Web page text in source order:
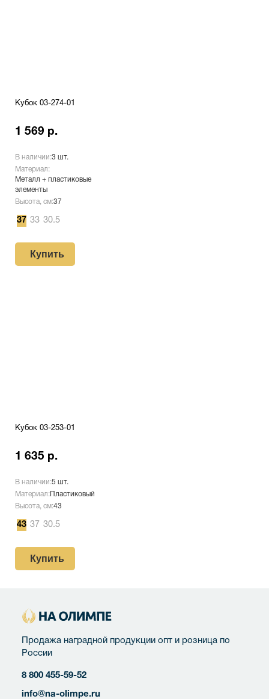
Кубок 03-274-01
1 569 р.
В наличии:3 шт.
Материал:
Металл + пластиковые
элементы
Высота, см:37
37 33 30.5
Купить
Кубок 03-253-01
1 635 р.
В наличии:5 шт.
Материал: Пластиковый
Высота, см:43
43 37 30.5
Купить
Продажа наградной продукции опт и розница по
России
8 800 455-59-52
info@na-olimpe.ru